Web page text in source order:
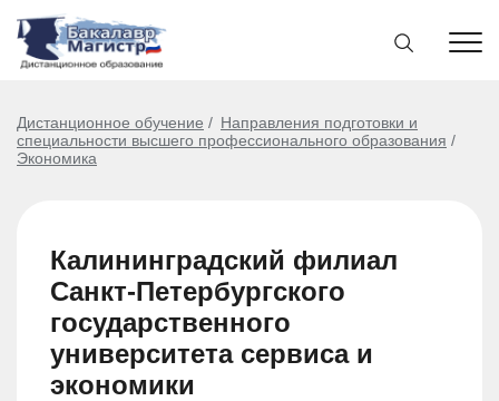
Дистанционное обучение
Направления подготовки и
специальности высшего профессионального образования
Экономика
Калининградский филиал
Санкт-Петербургского
государственного
университета сервиса и
экономики